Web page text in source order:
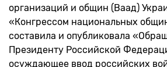
организаций и общин (Ваад)
«Конгрессом национальных
составила и опубликовала
Президенту Российской
осуждающее ввод российских